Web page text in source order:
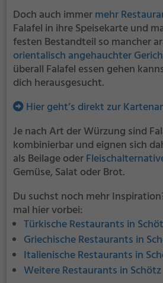
Doch auch immermehr
Falafel in ihre Speisekarte und
festen Bestandteil so mancher
orientalisch angehauchter
überall Falafel essen gehen
dich herausgesucht.
Hier geht’s direkt zur
Je nach Art der Würzung sind
kombinierbar und eignen sich
als Beilage oder
Gemüse, Salat oder Brot.
Du suchst noch mehr
mal hier vorbei:
Türkische Restaurants in
Griechische Restaurants in
Italienische Restaurants in
Weitere Restaurants in Schötz